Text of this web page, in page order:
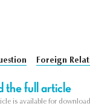
Foreign
the full article
is available for